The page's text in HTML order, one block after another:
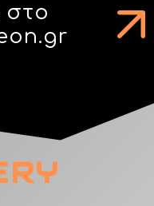
στο